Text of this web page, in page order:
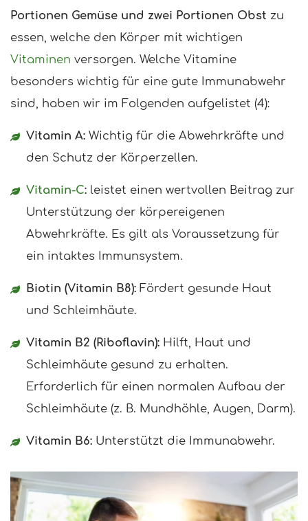
Portionen Gemüse und zwei Portionen Obst zu
essen, welche den Körper mit wichtigen
Vitaminen versorgen. Welche Vitamine
besonders wichtig für eine gute Immunabwehr
sind, haben wir im Folgenden aufgelistet (4):
Vitamin A:Wichtig für die Abwehrkräfte und
den Schutz der Körperzellen.
Vitamin-C:leistet einen wertvollen Beitrag zur
Unterstützung der körpereigenen
Abwehrkräfte. Es gilt als Voraussetzung für
ein intaktes Immunsystem.
Biotin (Vitamin B8):Fördert gesunde Haut
und Schleimhäute.
Vitamin B2 (Riboflavin):Hilft, Haut und
Schleimhäute gesund zu erhalten.
Erforderlich für einen normalen Aufbau der
Schleimhäute (z. B. Mundhöhle, Augen, Darm).
Vitamin B6:Unterstützt die Immunabwehr.